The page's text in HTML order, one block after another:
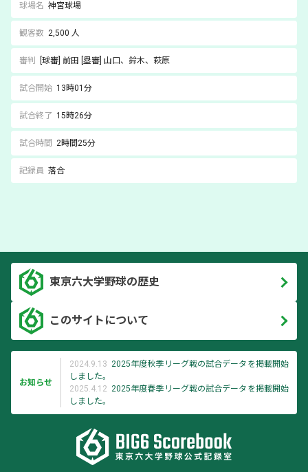
球場名 神宮球場
観客数 2,500 人
審判 [球審] 前田 [塁審] 山口 、鈴木、萩原
試合開始 13時01分
試合終了 15時26分
試合時間 2時間25分
記録員 落合
東京六大学野球の歴史
このサイトについて
お知らせ
2024.9.13 2025年度秋季リーグ戦の試合データを掲載開始
しました。
2025.4.12 2025年度春季リーグ戦の試合データを掲載開始
しました。